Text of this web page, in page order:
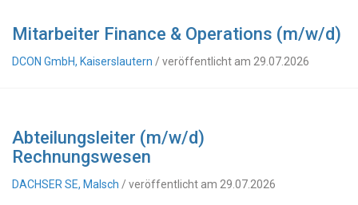
Mitarbeiter Finance & Operations (m/w/d)
DCON GmbH, Kaiserslautern / veröffentlicht am 29.07.2026
Abteilungsleiter (m/w/d)
Rechnungswesen
DACHSER SE, Malsch / veröffentlicht am 29.07.2026